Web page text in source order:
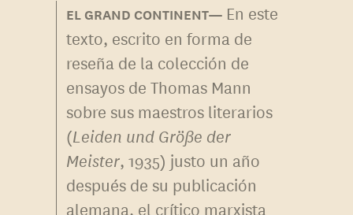
En este
texto, escrito en forma de
reseña de la colección de
ensayos de Thomas Mann
sobre sus maestros literarios
(Leiden und Größe der
Meister, 1935) justo un año
después de su publicación
alemana, el crítico marxista